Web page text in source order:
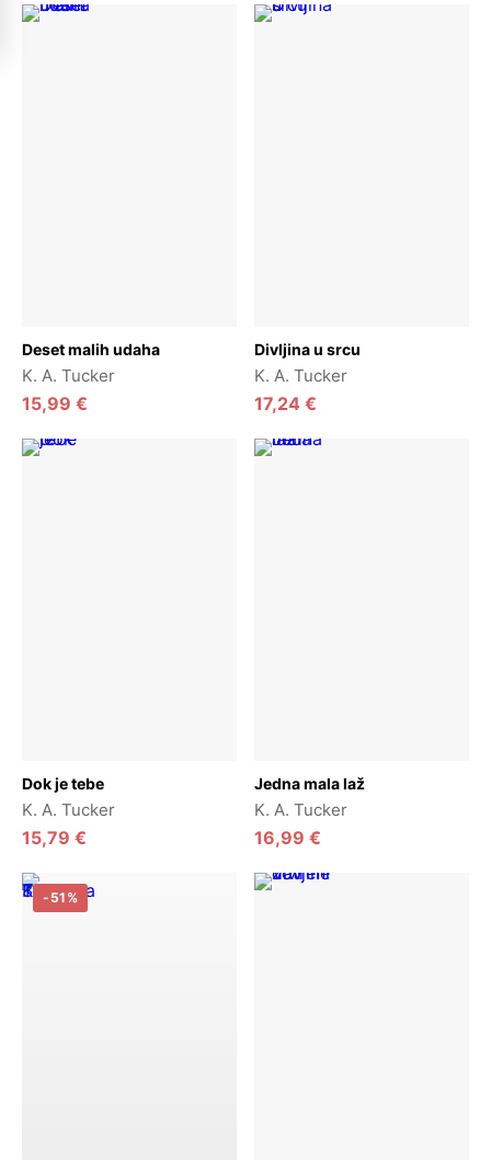
Dodaj u košaricu
Deset malih udaha
K. A. Tucker
15,99 €
Dodaj u košaricu
Divljina u srcu
K. A. Tucker
17,24 €
Dodaj u košaricu
Dok je tebe
K. A. Tucker
15,79 €
Dodaj u košaricu
Jedna mala laž
K. A. Tucker
16,99 €
-51%